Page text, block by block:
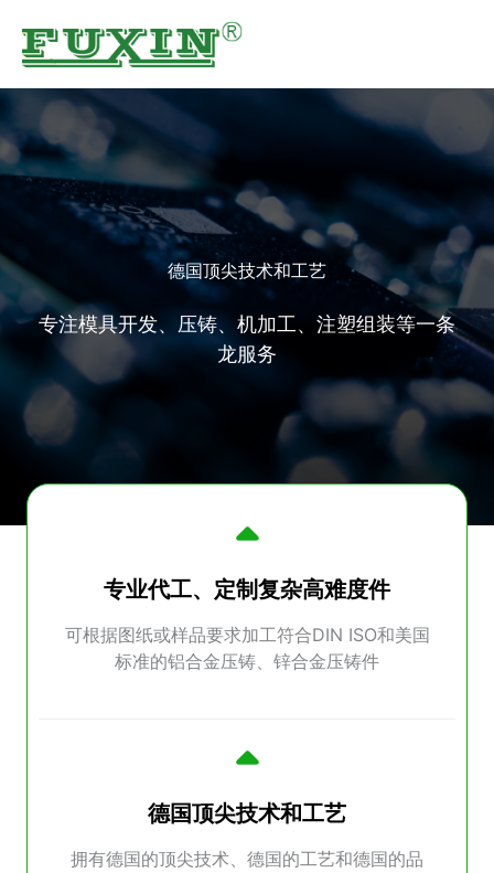
德国顶尖技术和工艺
专注模具开发、压铸、机加工、注塑组装等一条
龙服务
专业代工、定制复杂高难度件
可根据图纸或样品要求加工符合DIN ISO和美国
标准的铝合金压铸、锌合金压铸件
德国顶尖技术和工艺
拥有德国的顶尖技术、德国的工艺和德国的品